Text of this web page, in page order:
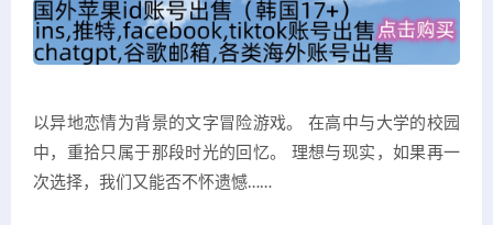
以异地恋情为背景的文字冒险游戏。 在高中与大学的校园
中，重拾只属于那段时光的回忆。 理想与现实，如果再一
次选择，我们又能否不怀遗憾……